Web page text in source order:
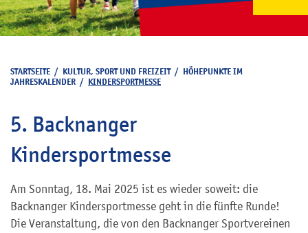
STARTSEITE / KULTUR, SPORT UND FREIZEIT/ HÖHEPUNKTE IM
JAHRESKALENDER / KINDERSPORTMESSE
5. Backnanger
Kindersportmesse
Am Sonntag, 18. Mai 2025 ist es wieder soweit: die
Backnanger Kindersportmesse geht in die fünfte Runde!
Die Veranstaltung, die von den Backnanger Sportvereinen